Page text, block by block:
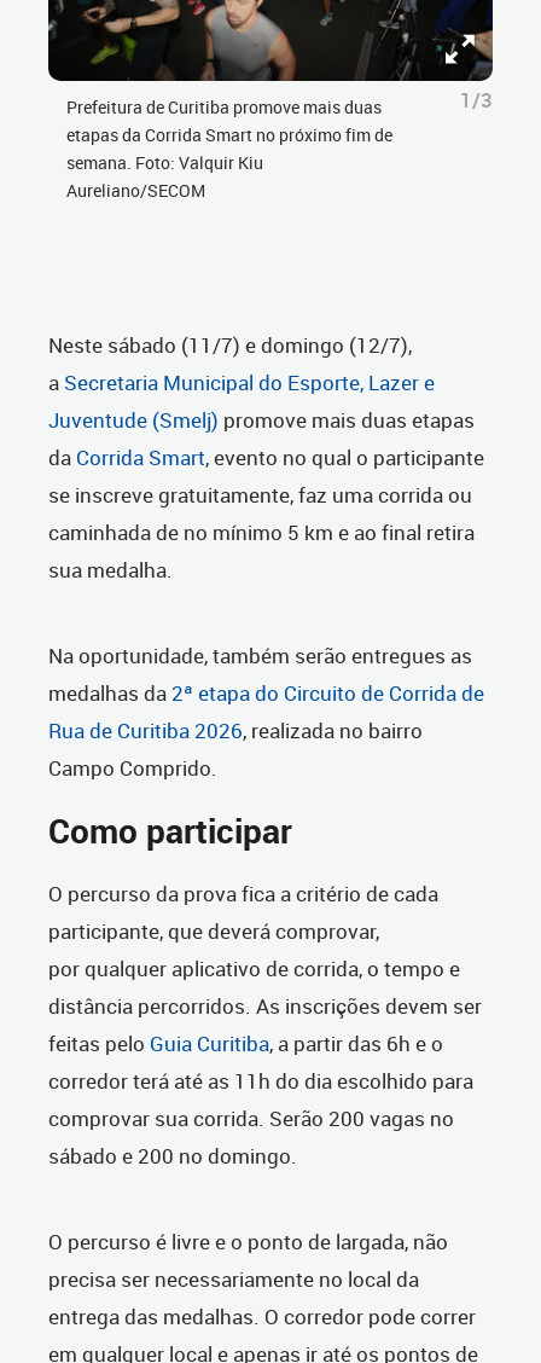
Prefeitura de Curitiba promove mais duas
etapas da Corrida Smart no próximo fim de
semana. Foto: Valquir Kiu
Aureliano/SECOM
1/3
Neste sábado (11/7) e domingo (12/7),
a Secretaria Municipal do Esporte, Lazer e
Juventude (Smelj) promove mais duas etapas
da Corrida Smart, evento no qual o participante
se inscreve gratuitamente, faz uma corrida ou
caminhada de no mínimo 5 km e ao final retira
sua medalha.
Na oportunidade, também serão entregues as
medalhas da 2ª etapa do Circuito de Corrida de
Rua de Curitiba 2026, realizada no bairro
Campo Comprido.
Como participar
O percurso da prova fica a critério de cada
participante, que deverá comprovar,
por qualquer aplicativo de corrida, o tempo e
distância percorridos. As inscrições devem ser
feitas pelo Guia Curitiba, a partir das 6h e o
corredor terá até as 11h do dia escolhido para
comprovar sua corrida. Serão 200 vagas no
sábado e 200 no domingo.
O percurso é livre e o ponto de largada, não
precisa ser necessariamente no local da
entrega das medalhas. O corredor pode correr
em qualquer local e apenas ir até os pontos de